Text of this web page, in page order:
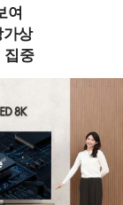
여
상
중